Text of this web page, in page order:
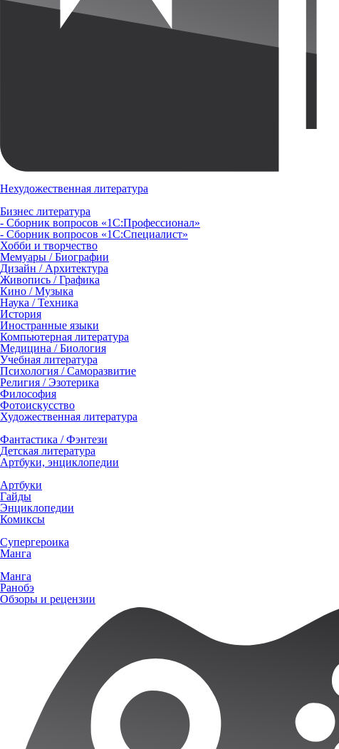
Нехудожественная литература
Бизнес литература
- Сборник вопросов «1С:Профессионал»
- Сборник вопросов «1С:Специалист»
Хобби и творчество
Мемуары / Биографии
Дизайн / Архитектура
Живопись / Графика
Кино / Музыка
Наука / Техника
История
Иностранные языки
Компьютерная литература
Медицина / Биология
Учебная литература
Психология / Саморазвитие
Религия / Эзотерика
Философия
Фотоискусство
Художественная литература
Фантастика / Фэнтези
Детская литература
Артбуки, энциклопедии
Артбуки
Гайды
Энциклопедии
Комиксы
Супергероика
Манга
Манга
Ранобэ
Обзоры и рецензии